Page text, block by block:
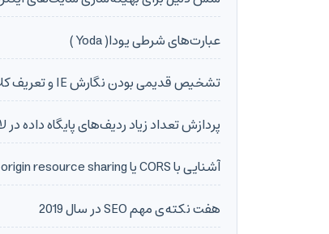
عبارت‌های شرطی یودا( Yoda )
تشخیص قدیمی بودن نگارش IE و تعریف کلاس برای body
پردازش تعداد زیاد ردیف‌های پایگاه داده در
آشنایی با CORS یا Cross-origin resource sharing
هفت نکته‌ی مهم SEO در سال 2019